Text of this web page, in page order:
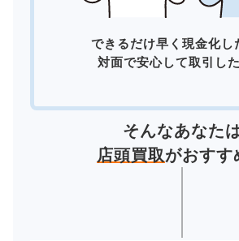
できるだけ早く現金化し
対面で安心して取引した
そんなあなた
店頭買取がおすす